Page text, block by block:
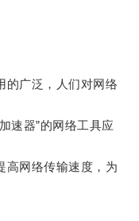
广泛，人们对网络
器”的网络工具应
网络传输速度，为